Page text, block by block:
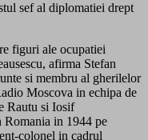
sef al diplomatiei drept
figuri ale ocupatiei
afirma Stefan
si membru al gherilelor
Moscova in echipa de
Rautu si Iosif
Romania in 1944 pe
colonel in cadrul